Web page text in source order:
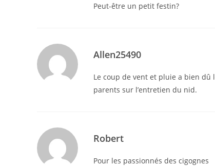
Peut-être un petit festin?
Allen25490
Le coup de vent et pluie a bien dû
parents sur l’entretien du nid.
Robert
Pour les passionnés des cigognes